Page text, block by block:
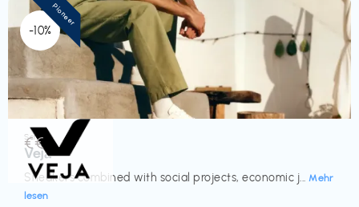
-10%
Schuhe
Veja
Sneakers combined with social projects, economic j... Mehr
lesen
€€‎
Pioneer